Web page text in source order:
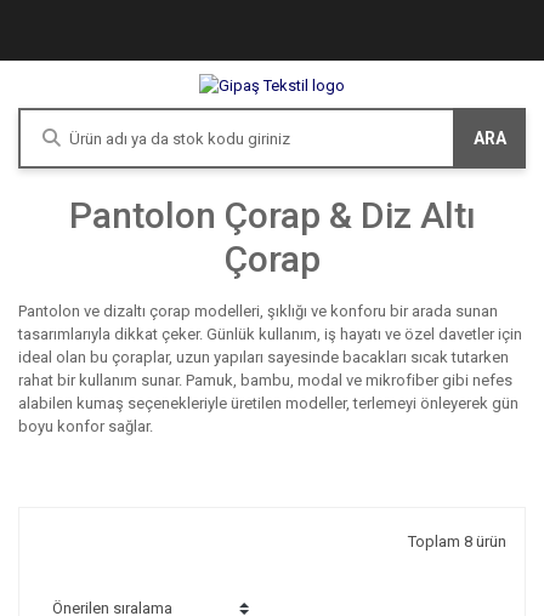
ARA
Pantolon Çorap & Diz Altı
Çorap
Pantolon ve dizaltı çorap modelleri, şıklığı ve konforu bir arada sunan
tasarımlarıyla dikkat çeker. Günlük kullanım, iş hayatı ve özel davetler için
ideal olan bu çoraplar, uzun yapıları sayesinde bacakları sıcak tutarken
rahat bir kullanım sunar. Pamuk, bambu, modal ve mikrofiber gibi nefes
alabilen kumaş seçenekleriyle üretilen modeller, terlemeyi önleyerek gün
boyu konfor sağlar.
Toplam 8 ürün